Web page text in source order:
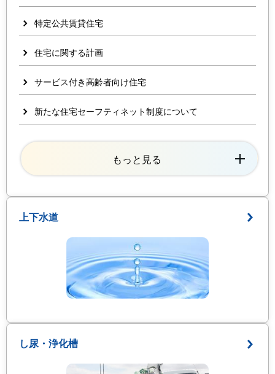
特定公共賃貸住宅
住宅に関する計画
サービス付き高齢者向け住宅
新たな住宅セーフティネット制度について
もっと見る
上下水道
し尿・浄化槽